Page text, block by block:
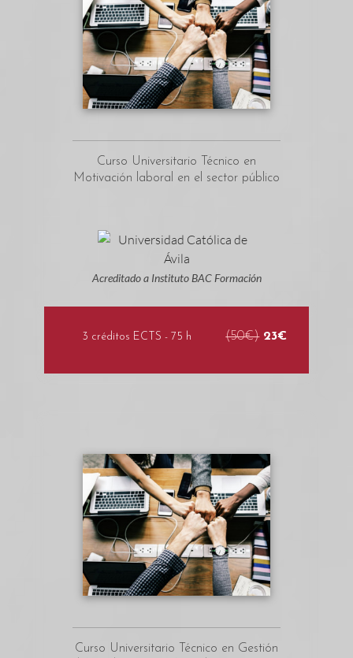
Curso Universitario Técnico en
Motivación laboral en el sector público
Acreditado a Instituto BAC Formación
3 créditos ECTS - 75 h (50€) 23€
Curso Universitario Técnico en Gestión